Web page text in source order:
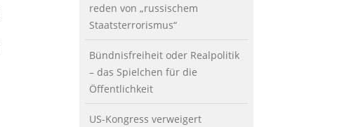
reden von „russischem
Staatsterrorismus“
Bündnisfreiheit oder Realpolitik
– das Spielchen für die
Öffentlichkeit
US-Kongress verweigert